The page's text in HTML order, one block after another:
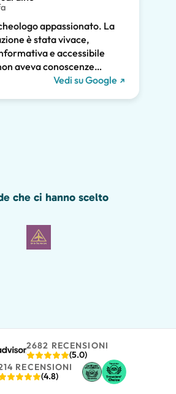
appassionato. La
è stata vivace,
e accessibile
aveva conoscenze
trattato la storia di Pompei
Vedi su Google
che ci hanno scelto
2682 RECENSIONI
(5.0)
RECENSIONI
(4.8)